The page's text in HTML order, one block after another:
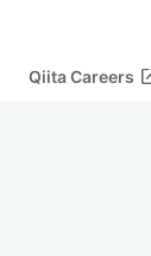
Qiita Careers